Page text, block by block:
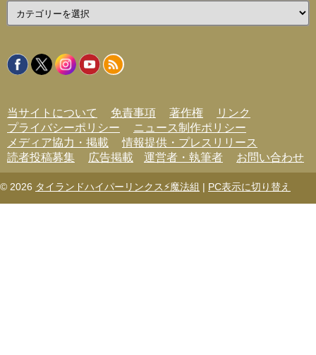
テ
リ
ー
当サイトについて 免責事項 著作権
リンク
プライバシーポリシー
ニュース制作ポリシー
メディア協力・掲載
情報提供・プレスリリース
読者投稿募集
広告掲載 運営者・執筆者 お問い合わせ
© 2026 タイランドハイパーリンクス⚡魔法組 | PC表示に切り替え